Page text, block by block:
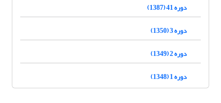
دوره 41 (1387)
دوره 3 (1350)
دوره 2 (1349)
دوره 1 (1348)